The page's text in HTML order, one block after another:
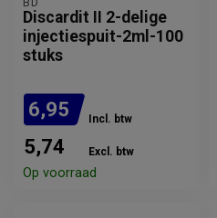
Discardit II 2-delige
injectiespuit-2ml-100
stuks
6,95 Incl. btw
5,74 Excl. btw
Op voorraad